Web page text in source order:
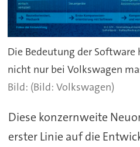
Die Bedeutung der
nicht nur bei Volkswagen
(Bild: Volkswagen)
Diese konzernweite
erster Linie auf die